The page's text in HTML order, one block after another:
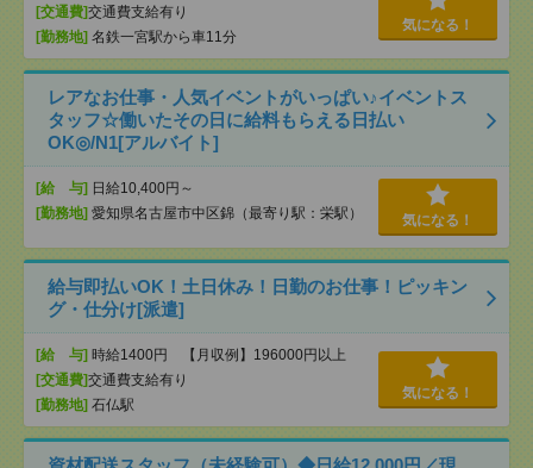
[交通費]交通費支給有り
[勤務地] 名鉄一宮駅から車11分
気になる！
レアなお仕事・人気イベントがいっぱい♪イベントス
タッフ☆働いたその日に給料もらえる日払い
OK◎/N1[アルバイト]
[給 与] 日給10,400円～
[勤務地] 愛知県名古屋市中区錦（最寄り駅：栄駅） 気になる！
給与即払いOK！土日休み！日勤のお仕事！ピッキン
グ・仕分け[派遣]
[給 与] 時給1400円 【月収例】196000円以上
[交通費]交通費支給有り
[勤務地] 石仏駅
気になる！